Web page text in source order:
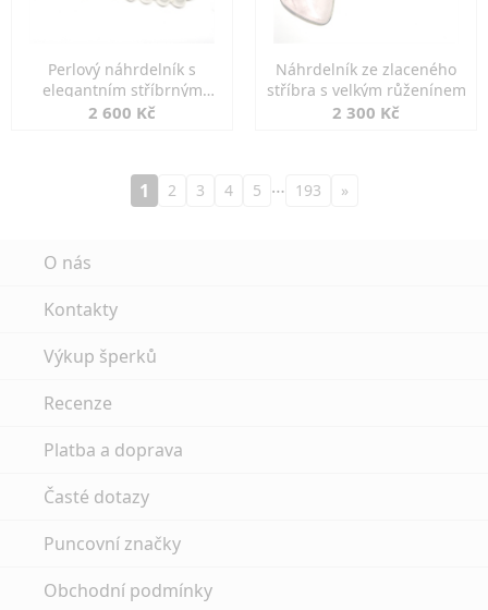
Perlový náhrdelník s
elegantním stříbrným
zapínáním
2 600 Kč
Náhrdelník ze zlaceného
stříbra s velkým růženínem
2 300 Kč
1 2 3 4 5 … 193 »
O nás
Kontakty
Výkup šperků
Recenze
Platba a doprava
Časté dotazy
Puncovní značky
Obchodní podmínky